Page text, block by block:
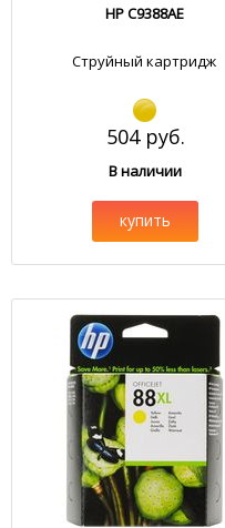
HP C9388AE
Струйный картридж
504 руб.
В наличии
купить